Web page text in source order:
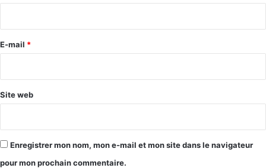
e
E-mail *
Site web
Enregistrer mon nom, mon e-mail et mon site dans le navigateur
pour mon prochain commentaire.